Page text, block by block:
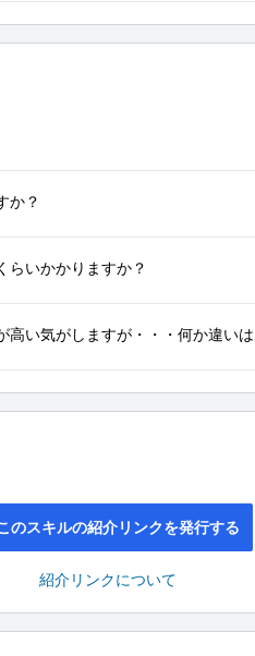
か？
らいかかりますか？
高い気がしますが・・・何か違い
のスキルの紹介リンクを発行する
紹介リンクについて